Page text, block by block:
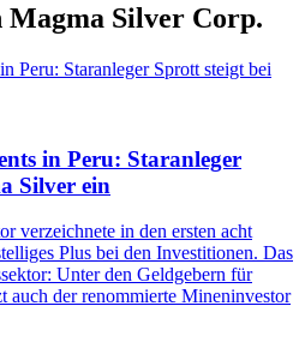
Magma Silver Corp.
in Peru: Staranleger
Silver ein
verzeichnete in den ersten acht
Plus bei den Investitionen. Das
Unter den Geldgebern für
auch der renommierte Mineninvestor